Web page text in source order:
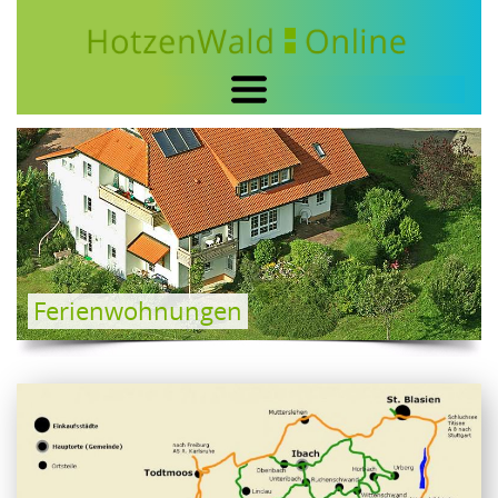
HOME
DER HOTZENWALD
TOURISMUS
ÜBERNACHTUNGEN
FERIENWOHNUNGEN
HOTELS, PENSIONEN & GASTHÄUSER
FERIEN AUF DEM BAUERNHOF
CAMPING & ZELTPLÄTZE
GASTRONOMIE
Ferienwohnungen